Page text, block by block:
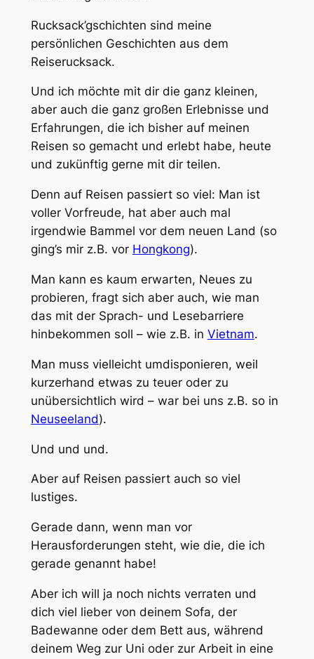
Rucksack’gschichten sind meine
persönlichen Geschichten aus dem
Reiserucksack.
Und ich möchte mit dir die ganz kleinen,
aber auch die ganz großen Erlebnisse und
Erfahrungen, die ich bisher auf meinen
Reisen so gemacht und erlebt habe, heute
und zukünftig gerne mit dir teilen.
Denn auf Reisen passiert so viel: Man ist
voller Vorfreude, hat aber auch mal
irgendwie Bammel vor dem neuen Land (so
ging’s mir z.B. vor Hongkong).
Man kann es kaum erwarten, Neues zu
probieren, fragt sich aber auch, wie man
das mit der Sprach- und Lesebarriere
hinbekommen soll – wie z.B. in Vietnam.
Man muss vielleicht umdisponieren, weil
kurzerhand etwas zu teuer oder zu
unübersichtlich wird – war bei uns z.B. so in
Neuseeland).
Und und und.
Aber auf Reisen passiert auch so viel
lustiges.
Gerade dann, wenn man vor
Herausforderungen steht, wie die, die ich
gerade genannt habe!
Aber ich will ja noch nichts verraten und
dich viel lieber von deinem Sofa, der
Badewanne oder dem Bett aus, während
deinem Weg zur Uni oder zur Arbeit in eine